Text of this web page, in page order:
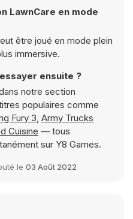
LawnCare en mode
être joué en mode plein
immersive.
ensuite ?
notre section
populaires comme
Fury 3, Army Trucks
Cuisine — tous
sur Y8 Games.
le 03 Août 2022